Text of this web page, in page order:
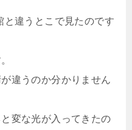
と違うとこで見たのです
違うのか分かりません
変な光が入ってきたの